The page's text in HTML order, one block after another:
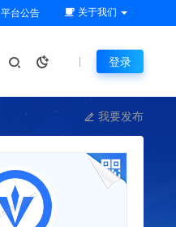
平台公告 关于我们
登录
我要发布